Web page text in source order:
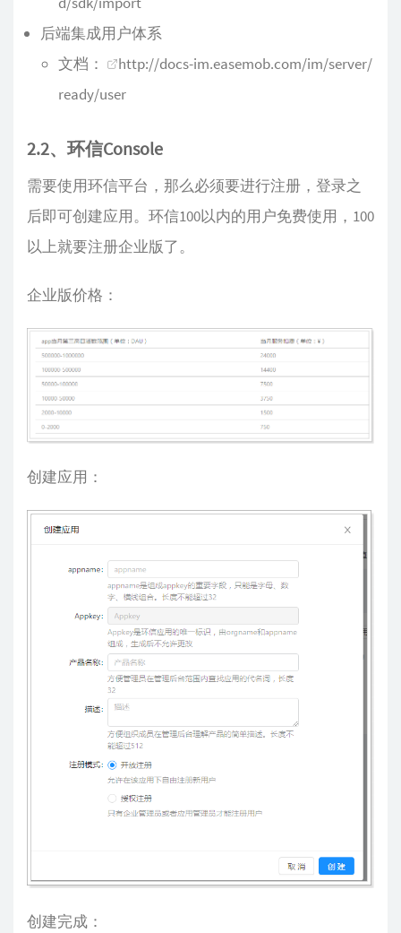
后端集成用户体系
文档：
http://docs-im.easemob.com/im/server/
ready/user
2.2、环信Console
需要使用环信平台，那么必须要进行注册，登录之
后即可创建应用。环信100以内的用户免费使用，100
以上就要注册企业版了。
企业版价格：
创建应用：
创建完成：